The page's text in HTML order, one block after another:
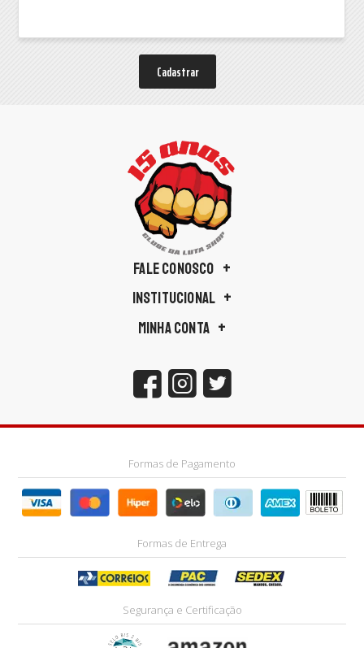
Cadastrar
FALE CONOSCO
INSTITUCIONAL
MINHA CONTA
Formas de Pagamento
Formas de Entrega
Segurança e Certificação